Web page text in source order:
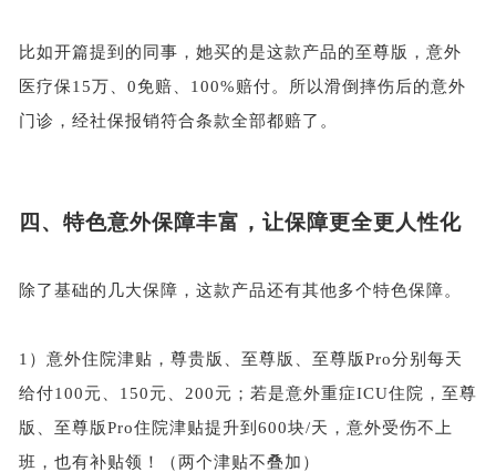
比如开篇提到的同事，她买的是这款产品的至尊版，意外
医疗保15万、0免赔、100%赔付。所以滑倒摔伤后的意外
门诊，经社保报销符合条款全部都赔了。
四、特色意外保障丰富，让保障更全更人性化
除了基础的几大保障，这款产品还有其他多个特色保障。
1） 意外住院津贴，尊贵版、至尊版、至尊版Pro分别每天
给付100元、150元、200元；若是意外重症ICU住院，至尊
版、至尊版Pro住院津贴提升到600块/天，意外受伤不上
班，也有补贴领！（两个津贴不叠加）